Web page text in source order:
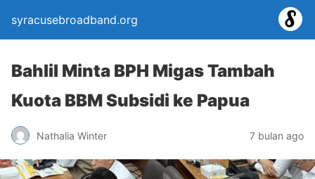
syracusebroadband.org
Bahlil Minta BPH Migas Tambah
Kuota BBM Subsidi ke Papua
Nathalia Winter 7 bulan ago